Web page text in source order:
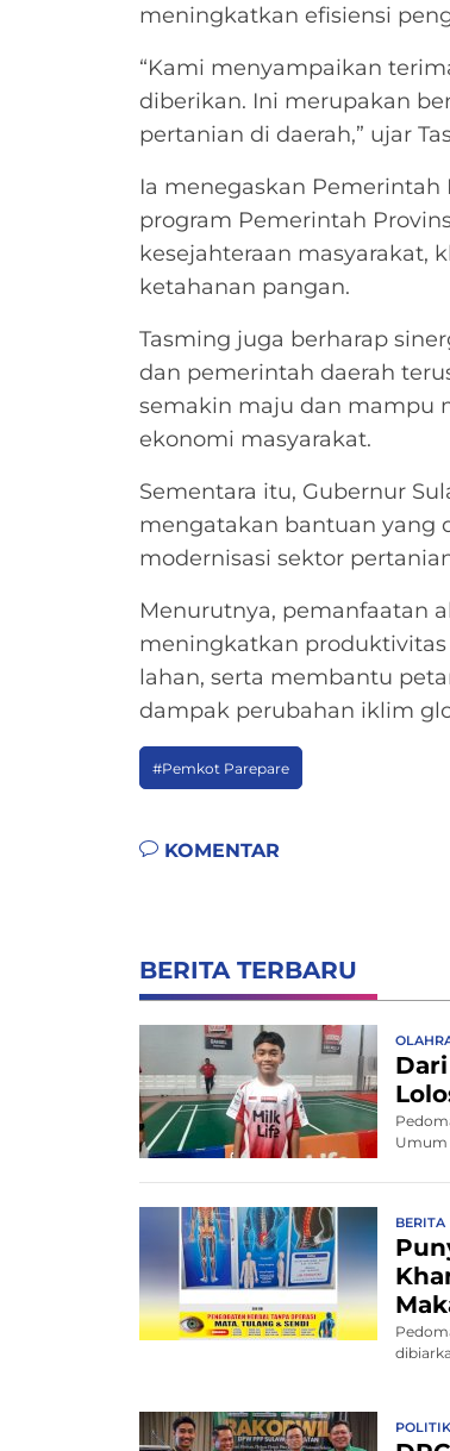
meningkatkan efisiensi
“Kami menyampaikan
diberikan. Ini merupakan
pertanian di daerah,” ujar
Ia menegaskan
program Pemerintah
kesejahteraan masyarakat,
ketahanan pangan.
Tasming juga berharap
dan pemerintah daerah
semakin maju dan mampu
ekonomi masyarakat.
Sementara itu, Gubernur
mengatakan bantuan yang
modernisasi sektor
Menurutnya, pemanfaatan
meningkatkan
lahan, serta membantu
dampak perubahan iklim
#Pemkot Parepare
KOMENTAR
BERITA TERBARU
Umum
BERITA
POLITIK